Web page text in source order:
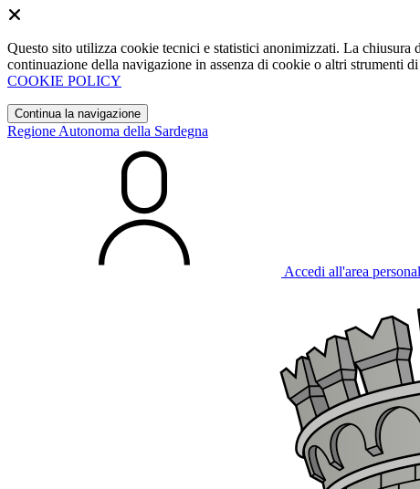
Questo sito utilizza cookie tecnici e statistici anonimizzati. La
continuazione della navigazione in assenza di cookie o altri strumenti
COOKIE POLICY
Continua la navigazione
Regione Autonoma della Sardegna
Accedi all'area